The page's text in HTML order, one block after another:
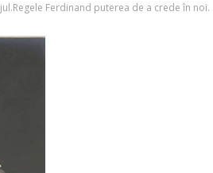
Ferdinand puterea de a crede în noi.